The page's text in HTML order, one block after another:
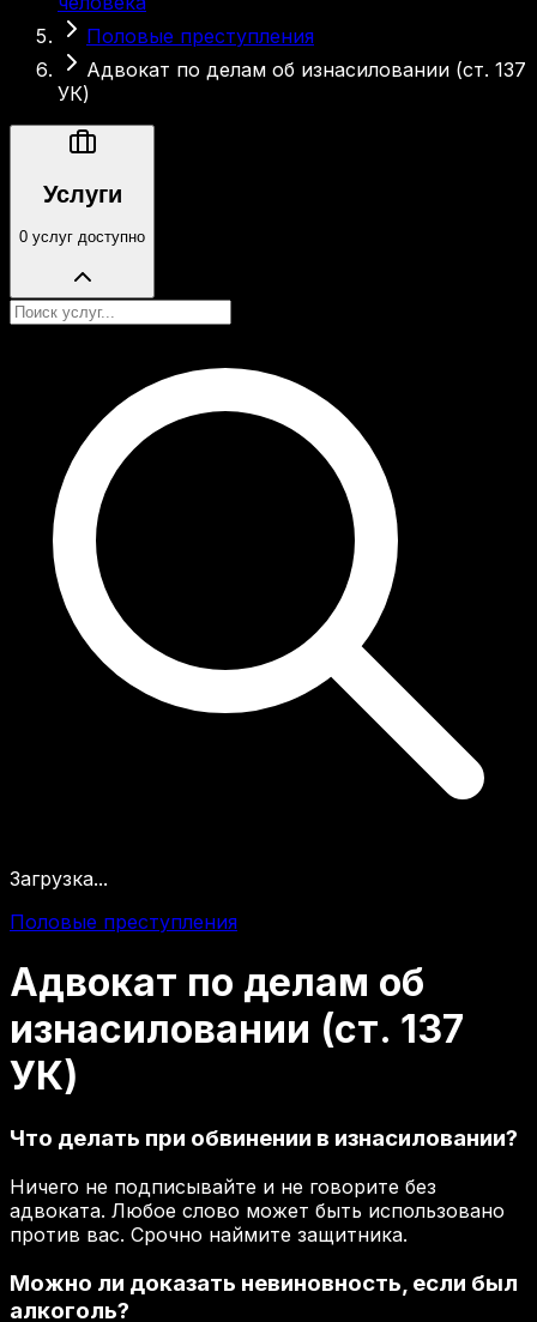
Половые преступления
Адвокат по делам об изнасиловании (ст. 137
УК)
Услуги
0 услуг доступно
Загрузка...
Половые преступления
Адвокат по делам об
изнасиловании (ст. 137
УК)
Что делать при обвинении в изнасиловании?
Ничего не подписывайте и не говорите без
адвоката. Любое слово может быть использовано
против вас. Срочно наймите защитника.
Можно ли доказать невиновность, если был
алкоголь?